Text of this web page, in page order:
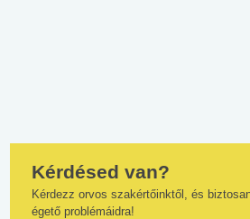
Kérdésed van?
Kérdezz orvos szakértőinktől, és
égető problémáidra!